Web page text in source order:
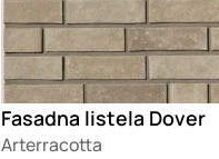
Fasadna listela Dover
Arterracotta